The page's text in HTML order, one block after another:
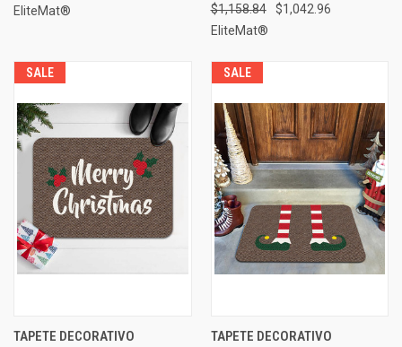
EliteMat®
$1,158.84
$1,042.96
EliteMat®
SALE
TAPETE DECORATIVO
SALE
TAPETE DECORATIVO